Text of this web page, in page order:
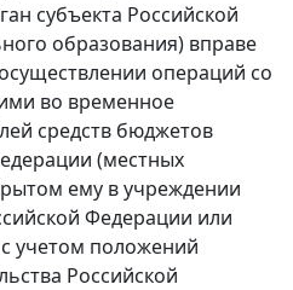
субъекта Российской
образования) вправе
операций со
во временное
средств бюджетов
(местных
ему в учреждении
Федерации или
учетом положений
Российской